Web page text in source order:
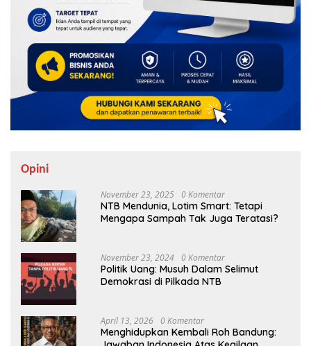
Opini
November 23, 2025 0 Komentar
NTB Mendunia, Lotim Smart: Tetapi
Mengapa Sampah Tak Juga Teratasi?
November 23, 2024 0 Komentar
Politik Uang: Musuh Dalam Selimut
Demokrasi di Pilkada NTB
April 13, 2026 0 Komentar
Menghidupkan Kembali Roh Bandung: